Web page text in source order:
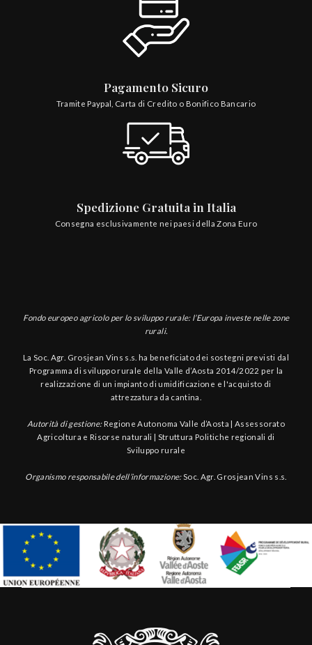
Pagamento Sicuro
Tramite Paypal, Carta di Credito o Bonifico Bancario
Spedizione Gratuita in Italia
Consegna esclusivamente nei paesi della Zona Euro
Fondo europeo agricolo per lo sviluppo rurale: l’Europa investe nelle zone
rurali.
La Soc. Agr. Grosjean Vins s.s. ha beneficiato dei sostegni previsti dal
Programma di sviluppo rurale della Valle d’Aosta 2014/2022 per la
realizzazione di un impianto di umidificazione e l'acquisto di
attrezzatura da cantina.
Autorità di gestione:Regione Autonoma Valle d’Aosta | Assessorato
Agricoltura e Risorse naturali | Struttura Politiche regionali di
Sviluppo rurale
Organismo responsabile dell’informazione:Soc. Agr. Grosjean Vins s.s.